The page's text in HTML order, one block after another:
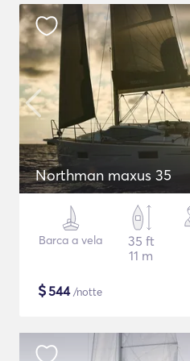
Northman maxus 35
Barca a vela
35 ft
11 m
$544/notte